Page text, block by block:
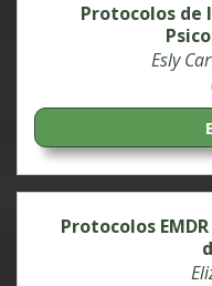
Protocolos de
Esly
Protocolos